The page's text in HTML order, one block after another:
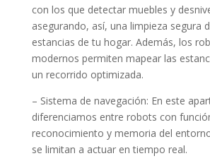
con los que detectar muebles y
asegurando, así, una limpieza segura
estancias de tu hogar. Además, los
modernos permiten mapear las
un recorrido optimizada.
– Sistema de navegación: En este
diferenciamos entre robots con
reconocimiento y memoria del
se limitan a actuar en tiempo real.